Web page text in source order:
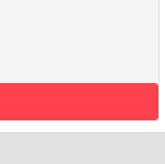
TPHCM